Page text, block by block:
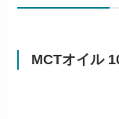
MCTオイル